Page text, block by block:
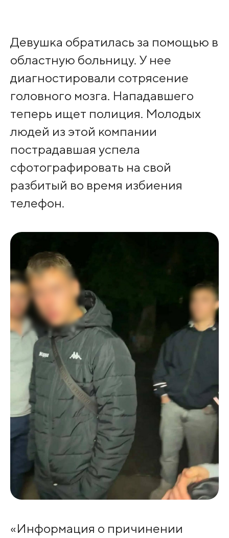
Девушка обратилась за помощью в
областную больницу. У нее
диагностировали сотрясение
головного мозга. Нападавшего
теперь ищет полиция. Молодых
людей из этой компании
пострадавшая успела
сфотографировать на свой
разбитый во время избиения
телефон.
«Информация о причинении